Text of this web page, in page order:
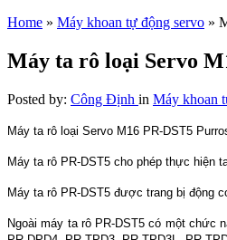
Home » Máy khoan tự động servo »
Máy ta rô loại Servo
Posted by: Công Định in Máy khoan
Máy ta rô loại Servo M16 PR-DST5
Máy ta rô PR-DST5 cho phép thực hiện
Máy ta rô PR-DST5 được trang bị động
Ngoài máy ta rô PR-DST5 có một chức